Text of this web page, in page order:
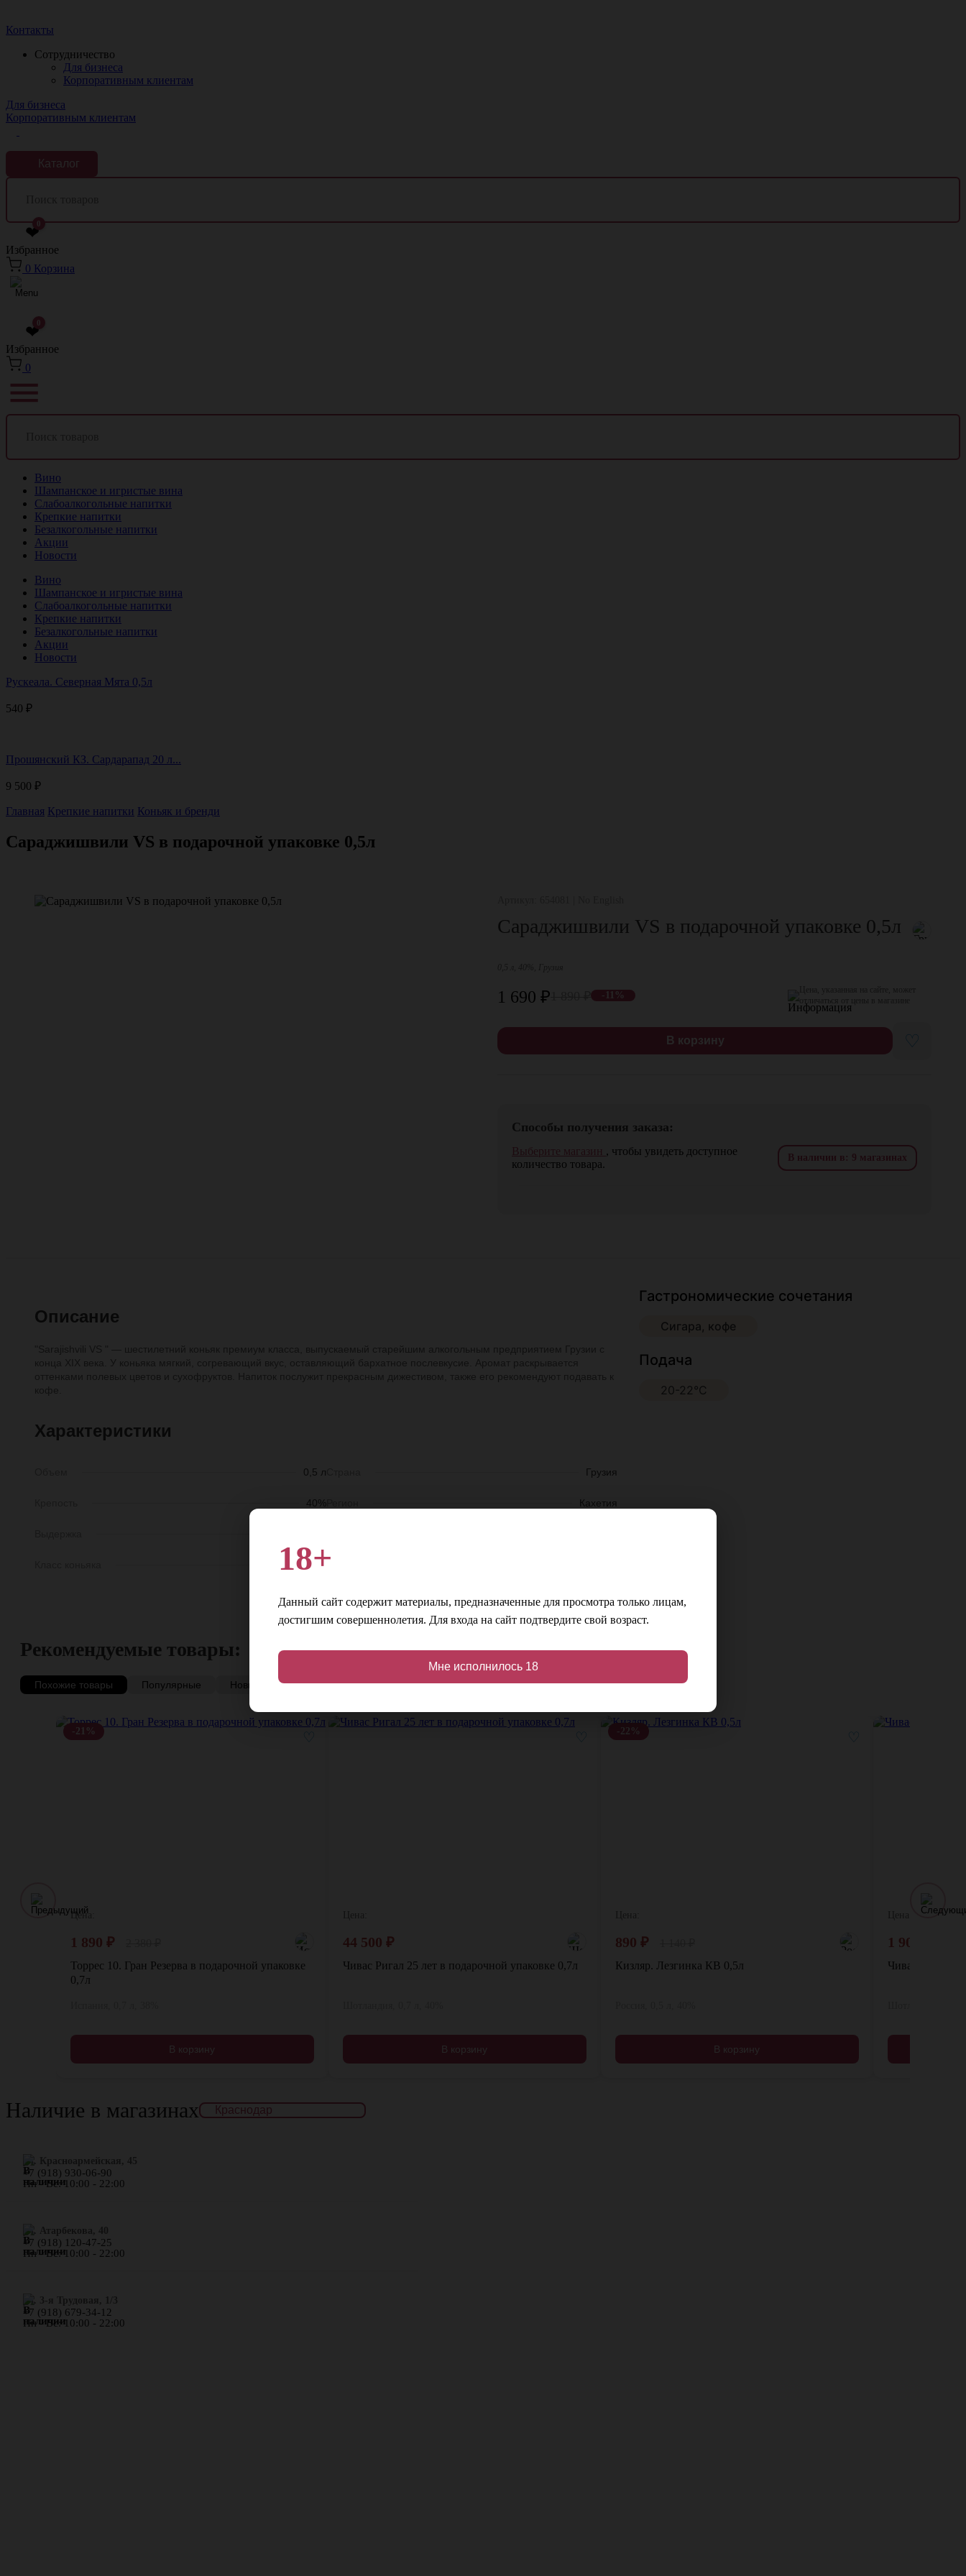
Контакты
Сотрудничество
Для бизнеса
Корпоративным клиентам
Для бизнеса
Корпоративным клиентам
Каталог
❤
0
Избранное
0 Корзина
❤
0
Избранное
0
Вино
Шампанское и игристые вина
Слабоалкогольные напитки
Крепкие напитки
Безалкогольные напитки
Акции
Новости
Вино
Шампанское и игристые вина
Слабоалкогольные напитки
Крепкие напитки
Безалкогольные напитки
Акции
Новости
Рускеала. Северная Мята 0,5л
540 ₽
Прошянский КЗ. Сардарапад 20 л...
9 500 ₽
Главная Крепкие напитки Коньяк и бренди
Сараджишвили VS в подарочной упаковке 0,5л
Сараджишвили VS в подарочной упаковке 0,5л
1 690 ₽ -11%
В корзину ♡
Способы получения заказа:
Выберите магазин , чтобы увидеть доступное
количество товара.
В наличии в: 9 магазинах
Описание
Характеристики
0,5 л
40%
VS
Грузия
Регион Кахетия
Гастрономические сочетания
Сигара, кофе
Подача
20-22°С
Рекомендуемые товары:
Похожие товары Популярные Новинки Со скидкой
-21%
Цена:
1 890 ₽
Торрес 10. Гран Резерва в подарочной упаковке
0,7л
В корзину
44 500 ₽
Чивас Ригал 25 лет в подарочной упаковке 0,7л
В корзину
-22%
890 ₽
Кизляр. Лезгинка КВ 0,5л
В корзину
1 900
Чивас Ригал 18
Наличие в магазинах
ул. Красноармейская, 45
+7 (918) 930-06-90
Пн - Вс: 10:00 - 22:00
​ул. Атарбекова, 40
+7 (918) 120-47-25
Пн - Вс: 10:00 - 22:00
ул. 3-я Трудовая, 1/3
+7 (918) 679-34-12
Пн - Вс: 10:00 - 22:00
18+
Данный сайт содержит материалы, предназначенные для просмотра только лицам,
достигшим совершеннолетия. Для входа на сайт подтвердите свой возраст.
Мне исполнилось 18